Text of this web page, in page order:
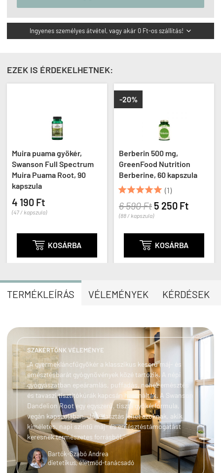
Ingyenes személyes átvétel, vagy akár 0 Ft-os szállítás! 
EZEK IS ÉRDEKELHETNEK:
90
Berberin 500 mg,
GreenFood Nutrition
Berberine, 60 kapszula
5 250 Ft

Bajkáli
400 mg,
Chinese
kapszula


TERMÉKLEÍRÁS VÉLEMÉNYEK KÉRDÉSEK
SZAKÉRTŐNK VÉLEMÉNYE
„A gyermekláncfűgyökér a klasszikus keserű máj- és
emésztésbarát gyógynövények közé tartozik. A népi
gyógyászatban epeáramlás, puffadás, nehéz emésztés
és tavaszi tisztítókúrák kapcsán használták. A Swanson
Dandelion Root egy egyszerű, tiszta gyökérformula,
vegán kapszulában. Jó választás lehet azoknak, akik
kíméletes, napi szintű máj- és emésztéstámogatást
keresnek természetes forrásból.”
Bartók-Szabó Andrea
dietetikus, életmód-tanácsadó